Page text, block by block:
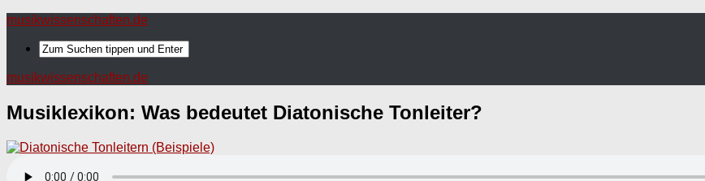
musikwissenschaften.de
musikwissenschaften.de
Musiklexikon: Was bedeutet Diatonische Tonleiter?